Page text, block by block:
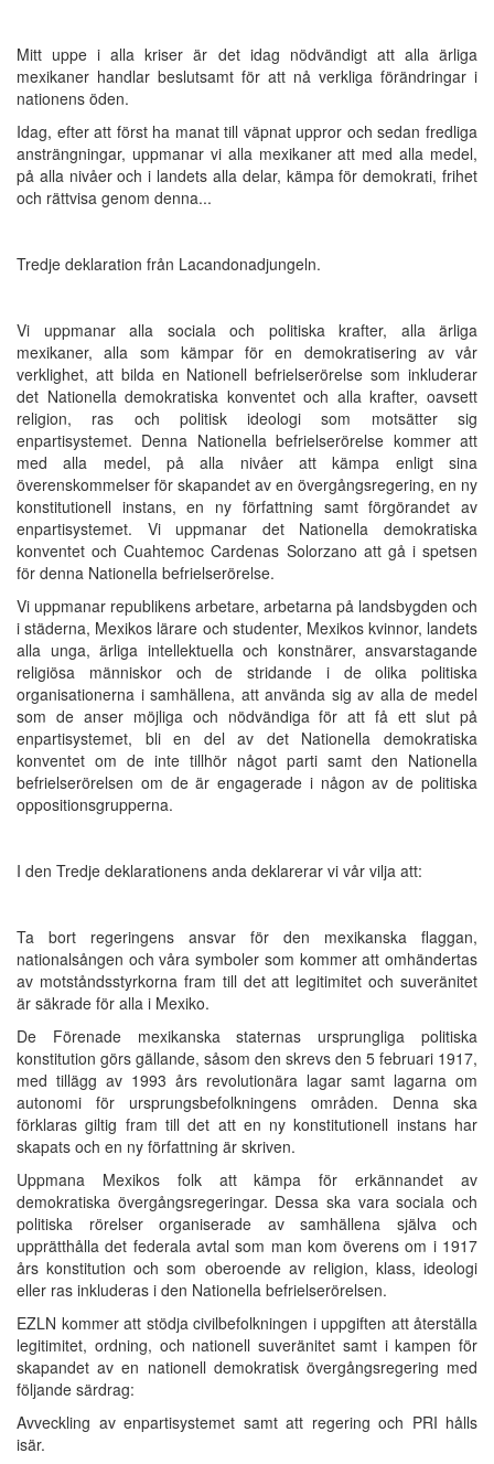
Mitt uppe i alla kriser är det idag nödvändigt att alla ärliga
mexikaner handlar beslutsamt för att nå verkliga förändringar i
nationens öden.
Idag, efter att först ha manat till väpnat uppror och sedan fredliga
ansträngningar, uppmanar vi alla mexikaner att med alla medel,
på alla nivåer och i landets alla delar, kämpa för demokrati, frihet
och rättvisa genom denna...
Tredje deklaration från Lacandonadjungeln.
Vi uppmanar alla sociala och politiska krafter, alla ärliga
mexikaner, alla som kämpar för en demokratisering av vår
verklighet, att bilda en Nationell befrielserörelse som inkluderar
det Nationella demokratiska konventet och alla krafter, oavsett
religion, ras och politisk ideologi som motsätter sig
enpartisystemet. Denna Nationella befrielserörelse kommer att
med alla medel, på alla nivåer att kämpa enligt sina
överenskommelser för skapandet av en övergångsregering, en ny
konstitutionell instans, en ny författning samt förgörandet av
enpartisystemet. Vi uppmanar det Nationella demokratiska
konventet och Cuahtemoc Cardenas Solorzano att gå i spetsen
för denna Nationella befrielserörelse.
Vi uppmanar republikens arbetare, arbetarna på landsbygden och
i städerna, Mexikos lärare och studenter, Mexikos kvinnor, landets
alla unga, ärliga intellektuella och konstnärer, ansvarstagande
religiösa människor och de stridande i de olika politiska
organisationerna i samhällena, att använda sig av alla de medel
som de anser möjliga och nödvändiga för att få ett slut på
enpartisystemet, bli en del av det Nationella demokratiska
konventet om de inte tillhör något parti samt den Nationella
befrielserörelsen om de är engagerade i någon av de politiska
oppositionsgrupperna.
I den Tredje deklarationens anda deklarerar vi vår vilja att:
Ta bort regeringens ansvar för den mexikanska flaggan,
nationalsången och våra symboler som kommer att omhändertas
av motståndsstyrkorna fram till det att legitimitet och suveränitet
är säkrade för alla i Mexiko.
De Förenade mexikanska staternas ursprungliga politiska
konstitution görs gällande, såsom den skrevs den 5 februari 1917,
med tillägg av 1993 års revolutionära lagar samt lagarna om
autonomi för ursprungsbefolkningens områden. Denna ska
förklaras giltig fram till det att en ny konstitutionell instans har
skapats och en ny författning är skriven.
Uppmana Mexikos folk att kämpa för erkännandet av
demokratiska övergångsregeringar. Dessa ska vara sociala och
politiska rörelser organiserade av samhällena själva och
upprätthålla det federala avtal som man kom överens om i 1917
års konstitution och som oberoende av religion, klass, ideologi
eller ras inkluderas i den Nationella befrielserörelsen.
EZLN kommer att stödja civilbefolkningen i uppgiften att återställa
legitimitet, ordning, och nationell suveränitet samt i kampen för
skapandet av en nationell demokratisk övergångsregering med
följande särdrag:
Avveckling av enpartisystemet samt att regering och PRI hålls
isär.